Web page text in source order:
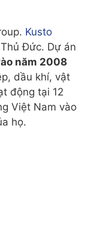
Kusto
Đức. Dự án
năm 2008
dầu khí, vật
động tại 12
Việt Nam vào
họ.